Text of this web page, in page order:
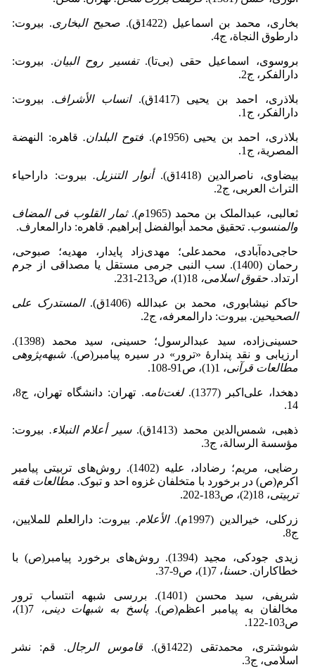
بخاری، محمد بن اسماعیل (1422ق). صحیح البخاری. بیروت:
دارطوق النجاة، ج4.
بروسوی، اسماعیل حقی (بی‌تا).تفسیر روح ‌البیان. بیروت:
دارالفکر، ج2.
بلاذری، احمد بن یحیی (1417ق). انساب الأشراف. بیروت:
دارالفکر، ج1.
بلاذری، احمد بن یحیی (1956م). فتوح البلدان.قاهره: النهضة
المصریة، ج1.
بیضاوی، ناصرالدین (1418ق). أنوار التنزیل.بیروت: داراحیاء
التراث العربی، ج2.
ثعالبی، عبدالملک بن محمد (1965م).
ثمار القلوب فی المضاف
والمنسوب. تحقیق محمد أبوالفضل إبراهیم. قاهره: دارالمعارف.
حاجی‌ده‌آبادی، محمدعلی؛ مهدی‌زاد پایدار، مهدیه؛ صبوحی،
رحمان (1400). سب النبی جرمی مستقل یا مصداقی از جرم
ارتداد. حقوق اسلامی، 18(1)، ص213-231.
حاکم نیشابوری، محمد بن عبدالله (1406ق).
المستدرک علی
الصحیحین. بیروت: دارالمعرفه، ج2.
حسینی‌زاده، سید عبدالرسول؛ حسینی، سید محمد (1398).
ارزیابی و نقد پندارۀ «ترور» در سیره پیامبر(ص).شبهه‌پژوهی
مطالعات قرآنی، 1(1)، ص91-108.
دهخدا، علی‌اکبر (1377). لغت‌نامه
. تهران: دانشگاه تهران، ج8،
14.
ذهبی، شمس‌الدین محمد (1413ق). سیر أعلام النبلاء. بیروت:
مؤسسة الرسالة، ج3.
رضایی، مریم؛ رضاداد، علیه (1402). روش‌های تربیتی پیامبر
اکرم(ص) در برخورد با متخلفان غزوه احد و تبوک. مطالعات فقه
تربیتی، 18(2)، ص183-202.
زرکلی، خیرالدین (1997م). الأعلام. بیروت: دارالعلم للملایین،
ج8.
زیدی جودکی، مجید (1394). روش‌های برخورد پیامبر(ص) با
خطاکاران. حسنا، 7(1)، ص9-37.
شریفی، سید محسن (1401). بررسی شبهه انتساب ترور
مخالفان به پیامبر اعظم(ص).پاسخ به شبهات دینی،
7(1)،
ص103-122.
شوشتری، محمدتقی (1422ق). قاموس الرجال.قم: نشر
اسلامی، ج3.